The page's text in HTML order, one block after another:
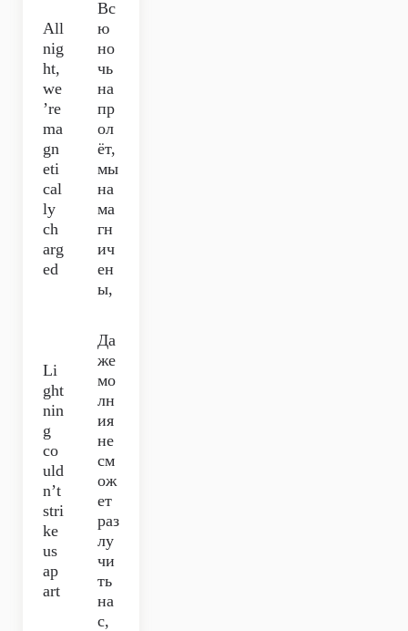
All
nig
ht,
we
’re
ma
gn
eti
cal
ly
ch
arg
ed
Вс
ю
но
чь
на
пр
ол
ёт,
мы
на
ма
гн
ич
ен
ы,
Li
ght
nin
g
co
uld
n’t
stri
ke
us
ap
art
Да
же
мо
лн
ия
не
см
ож
ет
раз
лу
чи
ть
на
с,